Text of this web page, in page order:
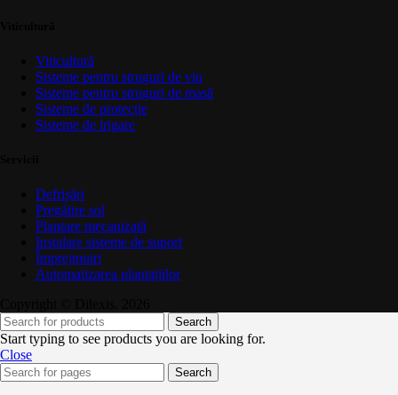
Viticultură
Sisteme pentru struguri de vin
Sisteme pentru struguri de masă
Sisteme de protecție
Sisteme de irigare
Defrișări
Pregătire sol
Plantare mecanizată
Instalare sisteme de suport
Împrejmuiri
Automatizarea plantațiilor
Search
Start typing to see products you are looking for.
Close
Search